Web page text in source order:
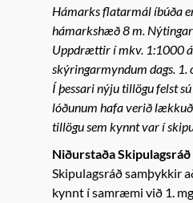
Hámarks flatarmál íbúða
hámarkshæð 8 m.
Uppdrættir í mkv. 1:1000
skýringarmyndum dags. 1.
Í þessari nýju tillögu felst
lóðunum hafa verið
tillögu sem kynnt var í
Niðurstaða Skipulagsráð
Skipulagsráð samþykkir
kynnt í samræmi við 1.